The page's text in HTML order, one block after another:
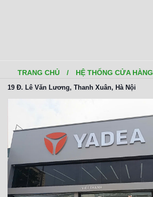
TRANG CHỦ / HỆ THỐNG CỬA HÀNG
19 Đ. Lê Văn Lương, Thanh Xuân, Hà Nội